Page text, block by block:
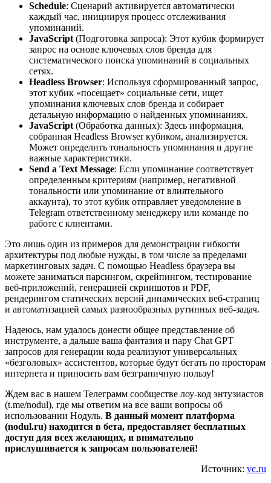
Schedule: Сценарий активируется автоматически
каждый час, инициируя процесс отслеживания
упоминаний.
JavaScript (Подготовка запроса): Этот кубик формирует
запрос на основе ключевых слов бренда для
систематического поиска упоминаний в социальных
сетях.
Headless Browser: Используя сформированный запрос,
этот кубик «посещает» социальные сети, ищет
упоминания ключевых слов бренда и собирает
детальную информацию о найденных упоминаниях.
JavaScript (Обработка данных): Здесь информация,
собранная Headless Browser кубиком, анализируется.
Может определить тональность упоминания и другие
важные характеристики.
Send a Text Message: Если упоминание соответствует
определенным критериям (например, негативной
тональности или упоминание от влиятельного
аккаунта), то этот кубик отправляет уведомление в
Telegram ответственному менеджеру или команде по
работе с клиентами.
Это лишь один из примеров для демонстрации гибкости
архитектуры под любые нужды, в том числе за пределами
маркетинговых задач. С помощью Headless браузера вы
можете заниматься парсингом, скрейпингом, тестирование
веб-приложений, генерацией скриншотов и PDF,
рендерингом статических версий динамических веб-страниц
и автоматизацией самых разнообразных рутинных веб-задач.
Надеюсь, нам удалось донести общее представление об
инструменте, а дальше ваша фантазия и пару Chat GPT
запросов для генерации кода реализуют универсальных
«безголовых» ассистентов, которые будут бегать по просторам
интернета и приносить вам безграничную пользу!
Ждем вас в нашем Телеграмм сообществе лоу-код энтузиастов
(t.me/nodul), где мы ответим на все ваши вопросы об
использовании Нодуль. В данный момент платформа
(nodul.ru) находится в бета, предоставляет бесплатных
доступ для всех желающих, и внимательно
прислушивается к запросам пользователей!
Источник: vc.ru